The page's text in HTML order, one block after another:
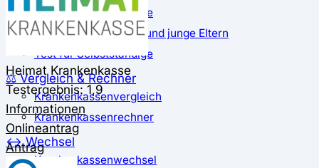
Test für Auszubildende
Test für Schwangere und junge Eltern
Test für Selbstständige
⚖️ Vergleich & Rechner
Krankenkassenvergleich
Krankenkassenrechner
↔ Wechsel
Krankenkassenwechsel
Heimat Krankenkasse
Testergebnis: 1,9
Informationen
Onlineantrag
Antrag